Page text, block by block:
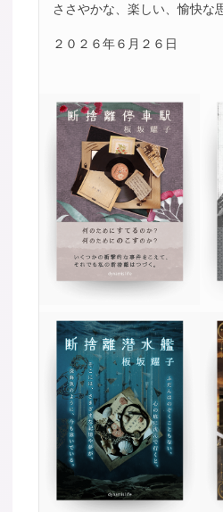
ささやかな、楽しい、愉快な
２０２６年６月２６日